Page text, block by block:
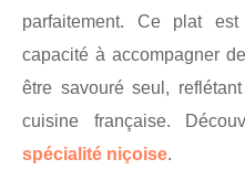
parfaitement. Ce plat
capacité à accompagner
être savouré seul,
cuisine française.
spécialité niçoise.